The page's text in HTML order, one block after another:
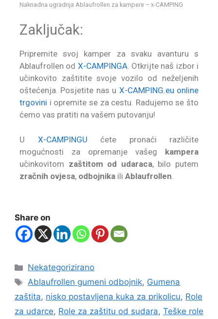
Naknadna ugradnja Ablaufrollen za kampere – x-CAMPING
Zaključak:
Pripremite svoj kamper za svaku avanturu s
Ablaufrollen od X-CAMPINGA. Otkrijte naš izbor i
učinkovito zaštitite svoje vozilo od neželjenih
oštećenja. Posjetite nas u X-CAMPING.eu online
trgovini i opremite se za cestu. Radujemo se što
ćemo vas pratiti na vašem putovanju!
U X-CAMPINGU ćete pronaći različite
mogućnosti za opremanje vašeg kampera
učinkovitom zaštitom od udaraca, bilo putem
zračnih ovjesa, odbojnika ili Ablaufrollen
Share on
Nekategorizirano
Ablaufrollen gumeni odbojnik, Gumena
zaštita, nisko postavljena kuka za prikolicu, Role
za udarce, Role za zaštitu od sudara, Teške role